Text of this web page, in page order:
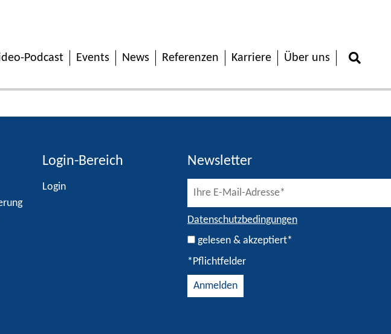
Podcast Events News Referenzen Karriere Über uns
Login-Bereich
Login
Newsletter
Datenschutzbedingungen
gelesen & akzeptiert*
*Pflichtfelder